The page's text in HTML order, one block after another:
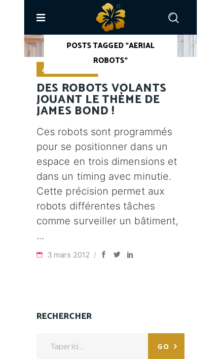
ACCUEIL
POSTS TAGGED "AERIAL
ROBOTS"
ACTUALITÉ GEEK
DES ROBOTS VOLANTS
JOUANT LE THÈME DE
JAMES BOND !
Ces robots sont programmés
pour se positionner dans un
espace en trois dimensions et
dans un timing avec minutie.
Cette précision permet aux
robots différentes tâches
comme surveiller un bâtiment,
3 mars 2012
RECHERCHER
GO